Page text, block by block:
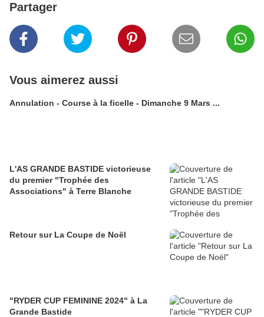
Partager
Vous aimerez aussi
Annulation - Course à la ficelle - Dimanche 9 Mars ...
L'AS GRANDE BASTIDE victorieuse
du premier "Trophée des
Associations" à Terre Blanche
Retour sur La Coupe de Noël
"RYDER CUP FEMININE 2024" à La
Grande Bastide